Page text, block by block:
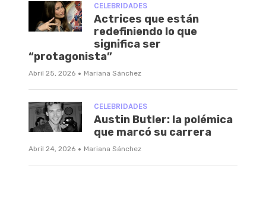
CELEBRIDADES
Actrices que están
redefiniendo lo que
significa ser
“protagonista”
Abril 25, 2026 · Mariana Sánchez
CELEBRIDADES
Austin Butler: la polémica
que marcó su carrera
Abril 24, 2026 · Mariana Sánchez